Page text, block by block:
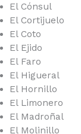
El Cónsul
El Cortijuelo
El Coto
El Ejido
El Faro
El Higueral
El Hornillo
El Limonero
El Madroñal
El Molinillo